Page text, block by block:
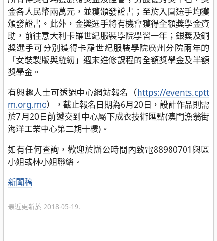
金各人民幣兩萬元，並獲頒發證書；至於入圍選手均獲
頒發證書。此外，金獎選手將有機會獲得全額獎學金資
助，前往意大利卡羅世紀服裝學院學習一年；銀獎及銅
獎選手可分別獲得卡羅世紀服裝學院廣州分院兩年的
「女裝製版與縫紉」週末進修課程的全額獎學金及半額
獎學金。
有興趣人士可透過中心網站報名（https://events.cptt
m.org.mo），截止報名日期為6月20日，設計作品則需
於7月20日前遞交到中心屬下成衣技術匯點(澳門漁翁街
海洋工業中心第二期十樓)。
如有任何查詢，歡迎於辦公時間內致電88980701與區
小姐或林小姐聯絡。
分
新聞稿
最近更新於 2018-05-19.